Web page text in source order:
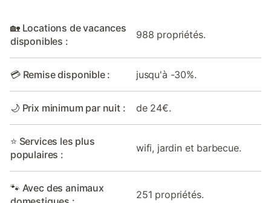
🏡 Locations de vacances
disponibles :
988 propriétés.
💳 Remise disponible : jusqu'à -30%.
🌙 Prix minimum par nuit : de 24€.
⭐ Services les plus
populaires :
wifi, jardin et barbecue.
🐾 Avec des animaux
251 propriétés.